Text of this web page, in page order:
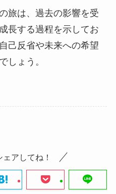
旅は、過去の影響を受
長する過程を示してお
己反省や未来への希望
しょう。
アしてね！